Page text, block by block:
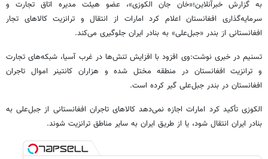
به گزارش خبرآنلاین؛«خان جان الکوزی»، عضو هیئت مدیره اتاق تجارت و
سرمایه‌گذاری افغانستان اعلام کرد امارات از انتقال و ترانزیت کالاهای تجار
افغانستانی از بندر «جبل‌علی» به بنادر ایران جلوگیری می‌کند.
تسنیم در خبری نوشت:وی افزود با افزایش تنش‌ها در غرب آسیا، شبکه‌های تجارت
و ترانزیت افغانستان در منطقه مختل شده و هزاران کانتینر اموال تاجران
افغانستان در بندر جبل‌علی گیر کرده است.
الکوزی تأکید کرد امارات اجازه نمی‌دهد کالاهای تاجران افغانستانی از جبل‌علی به
بنادر ایران انتقال شود، یا از طریق ایران به سایر مناطق ترانزیت شوند.